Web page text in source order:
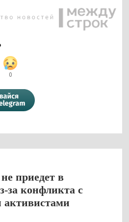
0
приедет в
за конфликта с